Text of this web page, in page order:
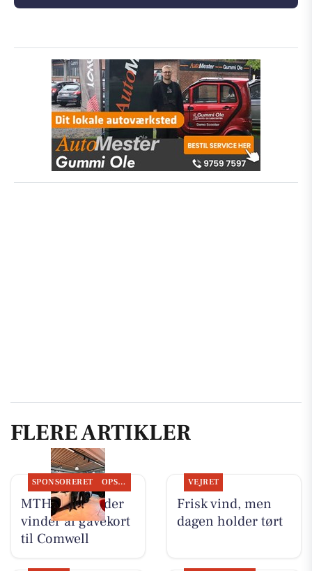
FLERE ARTIKLER
SPONSORERET OPSLAGSTAVLEN
MTH Biler finder
vinder af gavekort
til Comwell
VEJRET
Frisk vind, men
dagen holder tørt